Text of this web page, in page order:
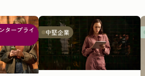
タープライ 中堅企業